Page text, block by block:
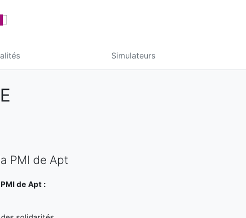
Simulateurs
PMI de Apt
de Apt :